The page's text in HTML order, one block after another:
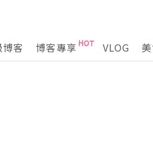
客 博客專享 VLOG